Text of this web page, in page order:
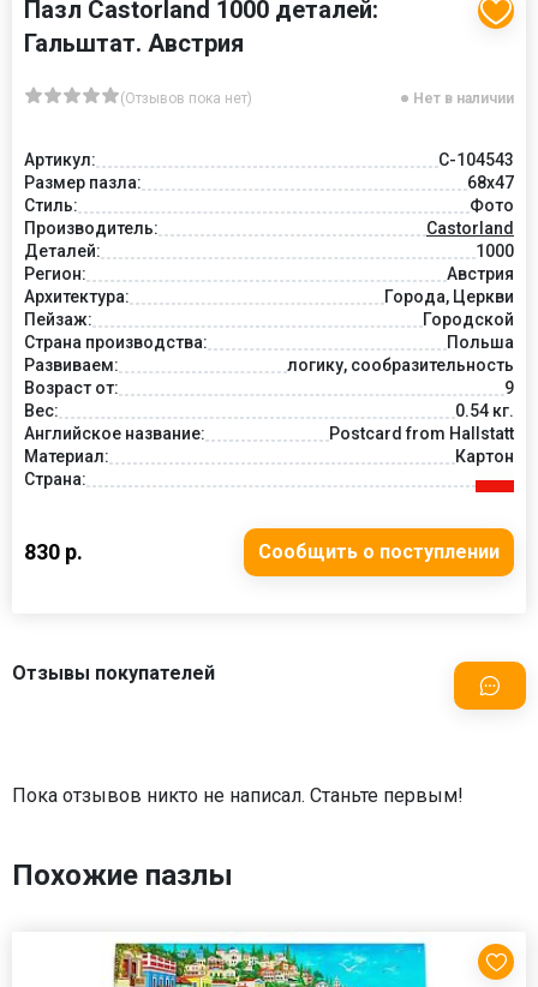
Пазл Castorland 1000 деталей:
Гальштат. Австрия
(Отзывов пока нет) Нет в наличии
Артикул:
C-104543
Размер пазла:
68x47
Стиль:
Фото
Производитель:
Castorland
Деталей:
1000
Регион:
Австрия
Архитектура:
Города, Церкви
Пейзаж:
Городской
Страна производства:
Польша
Развиваем:
логику, сообразительность
Возраст от:
9
Вес:
0.54 кг.
Английское название:
Postcard from Hallstatt
Материал:
Картон
Страна:
830 р. Сообщить о поступлении
Отзывы покупателей
Пока отзывов никто не написал. Станьте первым!
Похожие пазлы